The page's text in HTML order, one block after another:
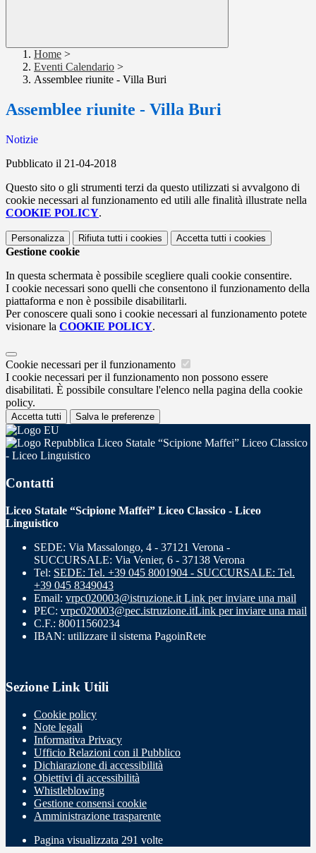
Home >
Eventi Calendario >
Assemblee riunite - Villa Buri
Assemblee riunite - Villa Buri
Notizie
Pubblicato il 21-04-2018
Questo sito o gli strumenti terzi da questo utilizzati si avvalgono di
cookie necessari al funzionamento ed utili alle finalità illustrate nella
COOKIE POLICY.
Personalizza Rifiuta tutti i cookies Accetta tutti i cookies
Gestione cookie
In questa schermata è possibile scegliere quali cookie consentire.
I cookie necessari sono quelli che consentono il funzionamento della
piattaforma e non è possibile disabilitarli.
Per conoscere quali sono i cookie necessari al funzionamento potete
visionare la COOKIE POLICY.
Cookie necessari per il funzionamento
I cookie necessari per il funzionamento non possono essere
disabilitati. È possibile consultare l'elenco nella pagina della cookie
policy.
Accetta tutti Salva le preferenze
Liceo Statale “Scipione Maffei” Liceo Classico
- Liceo Linguistico
Contatti
Liceo Statale “Scipione Maffei” Liceo Classico - Liceo
Linguistico
SEDE: Via Massalongo, 4 - 37121 Verona -
SUCCURSALE: Via Venier, 6 - 37138 Verona
Tel: SEDE: Tel. +39 045 8001904 - SUCCURSALE: Tel.
+39 045 8349043
Email: vrpc020003@istruzione.it Link per inviare una mail
PEC: vrpc020003@pec.istruzione.itLink per inviare una mail
C.F.: 80011560234
IBAN: utilizzare il sistema PagoinRete
Sezione Link Utili
Cookie policy
Note legali
Informativa Privacy
Ufficio Relazioni con il Pubblico
Dichiarazione di accessibilità
Obiettivi di accessibilità
Whistleblowing
Gestione consensi cookie
Amministrazione trasparente
Pagina visualizzata 291 volte